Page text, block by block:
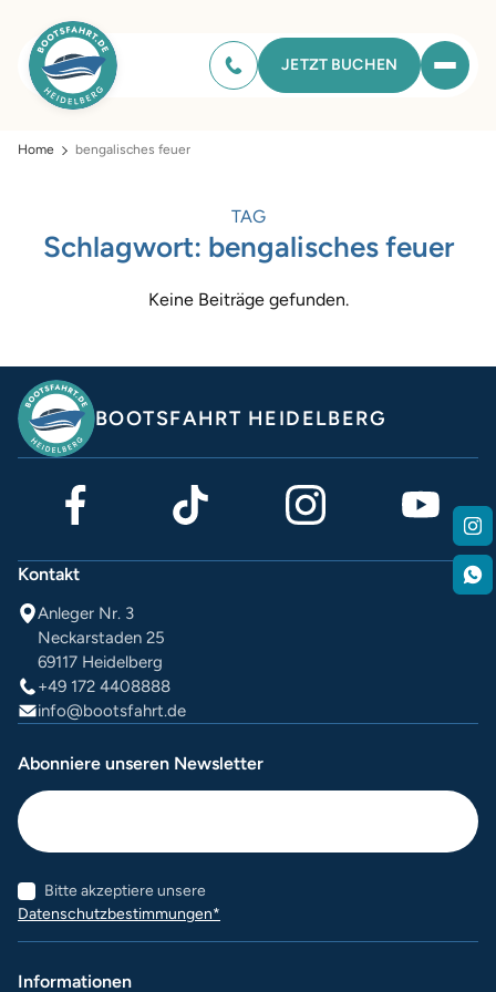
JETZT BUCHEN
Home bengalisches feuer
TAG
Schlagwort: bengalisches feuer
Keine Beiträge gefunden.
BOOTSFAHRT HEIDELBERG
Kontakt
Anleger Nr. 3
Neckarstaden 25
69117 Heidelberg
+49 172 4408888
info@bootsfahrt.de
Abonniere unseren Newsletter
Bitte akzeptiere unsere
Datenschutzbestimmungen*
Informationen